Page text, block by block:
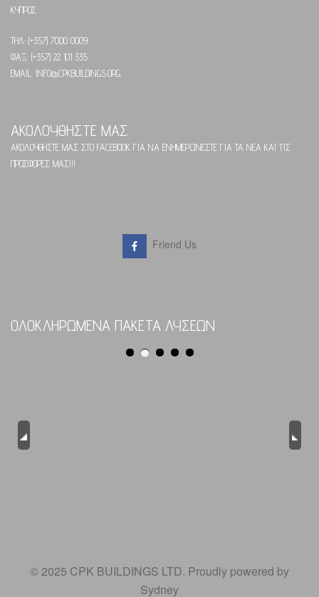
ΚΥΠΡΟΣ
ΤΗΛ: (+357) 7000 0009
ΦΑΞ: (+357) 22 101 335
EMAIL: INFO@CPKBUILDINGS.ORG
ΑΚΟΛΟΥΘΗΣΤΕ ΜΑΣ
ΑΚΟΛΟΥΘΗΣΤΕ ΜΑΣ ΣΤΟ FACEBOOK ΓΙΑ ΝΑ ΕΝΗΜΕΡΩΝΕΣΤΕ ΓΙΑ ΤΑ ΝΕΑ ΚΑΙ ΤΙΣ
ΠΡΟΣΦΟΡΕΣ ΜΑΣ!!!
Friend Us
ΟΛΟΚΛΗΡΩΜΕΝΑ ΠΑΚΕΤΑ ΛΥΣΕΩΝ
Previous Next
© 2025 CPK BUILDINGS LTD. Proudly powered by
Sydney